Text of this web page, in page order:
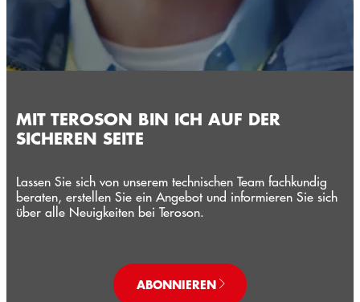
MIT TEROSON BIN ICH AUF DER
SICHEREN SEITE
Lassen Sie sich von unserem technischen Team fachkundig
beraten, erstellen Sie ein Angebot und informieren Sie sich
über alle Neuigkeiten bei Teroson.
ABONNIEREN